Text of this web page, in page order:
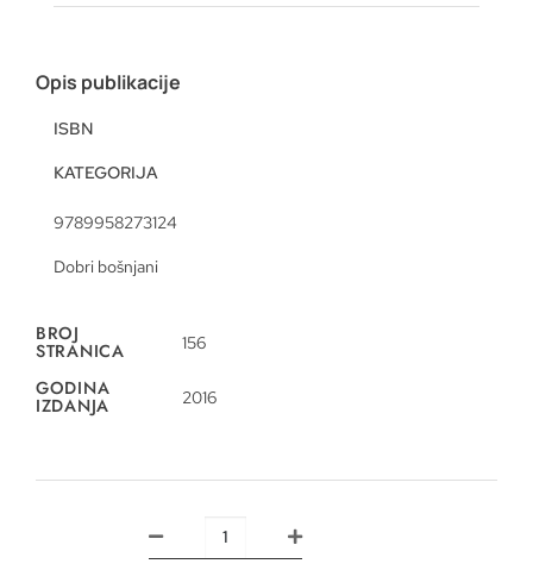
Opis publikacije
ISBN
KATEGORIJA
9789958273124
Dobri bošnjani
BROJ
STRANICA 156
GODINA
IZDANJA 2016